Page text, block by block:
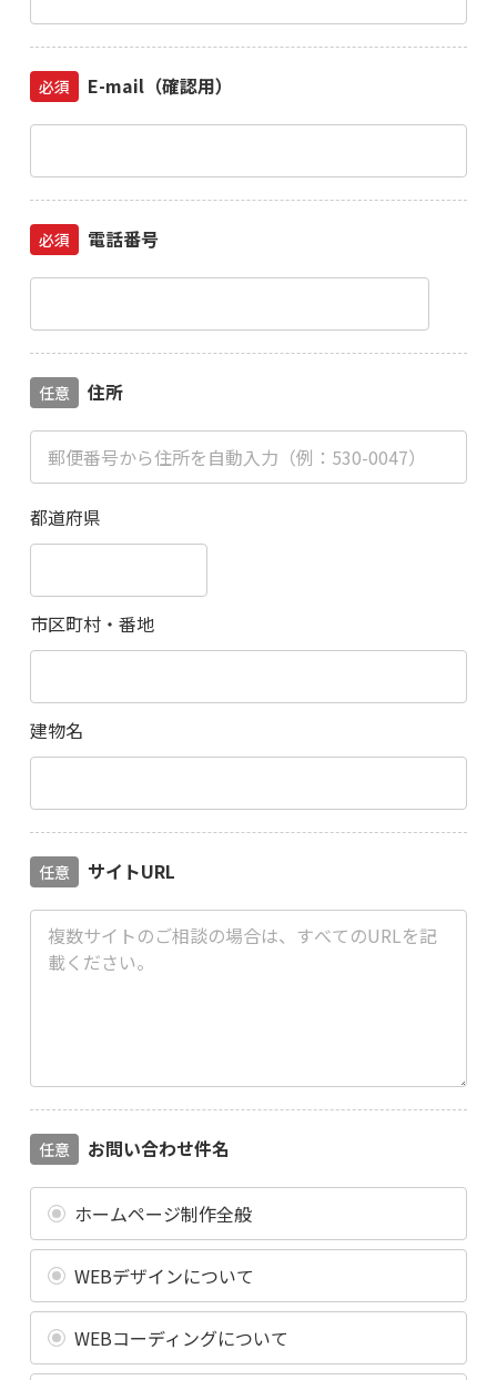
必須 E-mail（確認用）
必須 電話番号
任意 住所
都道府県
市区町村・番地
建物名
任意 サイトURL
任意 お問い合わせ件名
ホームページ制作全般
WEBデザインについて
WEBコーディングについて